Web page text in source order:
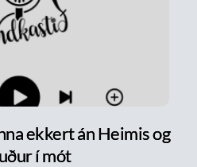
ekkert án Heimis og
í mót